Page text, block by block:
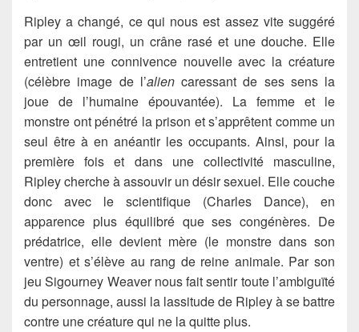
Ripley a changé, ce qui nous est assez vite suggéré
par un œil rougi, un crâne rasé et une douche. Elle
entretient une connivence nouvelle avec la créature
(célèbre image de l’aliencaressant de ses sens la
joue de l’humaine épouvantée). La femme et le
monstre ont pénétré la prison et s’apprêtent comme un
seul être à en anéantir les occupants. Ainsi, pour la
première fois et dans une collectivité masculine,
Ripley cherche à assouvir un désir sexuel. Elle couche
donc avec le scientifique (Charles Dance), en
apparence plus équilibré que ses congénères. De
prédatrice, elle devient mère (le monstre dans son
ventre) et s’élève au rang de reine animale. Par son
jeu Sigourney Weaver nous fait sentir toute l’ambiguïté
du personnage, aussi la lassitude de Ripley à se battre
contre une créature qui ne la quitte plus.